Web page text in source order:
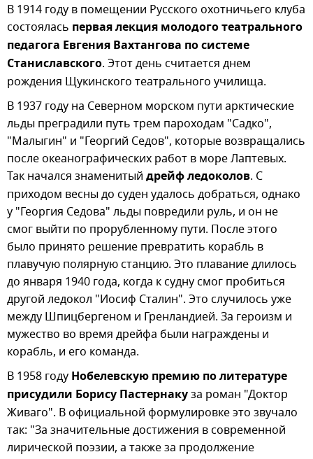
В 1914 году в помещении Русского охотничьего клуба
состоялась первая лекция молодого театрального
педагога Евгения Вахтангова по системе
Станиславского. Этот день считается днем
рождения Щукинского театрального училища.
В 1937 году на Северном морском пути арктические
льды преградили путь трем пароходам "Садко",
"Малыгин" и "Георгий Седов", которые возвращались
после океанографических работ в море Лаптевых.
Так начался знаменитый дрейф ледоколов. С
приходом весны до суден удалось добраться, однако
у "Георгия Седова" льды повредили руль, и он не
смог выйти по прорубленному пути. После этого
было принято решение превратить корабль в
плавучую полярную станцию. Это плавание длилось
до января 1940 года, когда к судну смог пробиться
другой ледокол "Иосиф Сталин". Это случилось уже
между Шпицбергеном и Гренландией. За героизм и
мужество во время дрейфа были награждены и
корабль, и его команда.
В 1958 году Нобелевскую премию по литературе
присудили Борису Пастернакуза роман "Доктор
Живаго". В официальной формулировке это звучало
так: "За значительные достижения в современной
лирической поэзии, а также за продолжение